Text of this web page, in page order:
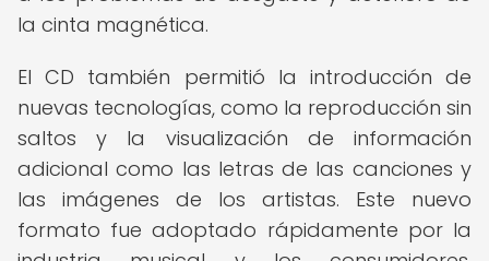
la cinta magnética.
El CD también permitió la introducción de
nuevas tecnologías, como la reproducción sin
saltos y la visualización de información
adicional como las letras de las canciones y
las imágenes de los artistas. Este nuevo
formato fue adoptado rápidamente por la